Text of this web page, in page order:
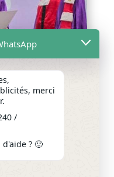
merci
/
? 🙂